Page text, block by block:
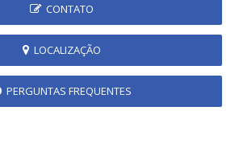
CONTATO
LOCALIZAÇÃO
PERGUNTAS FREQUENTES